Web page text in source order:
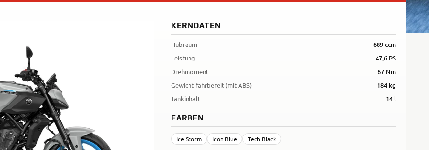
KERNDATEN
Hubraum 689 ccm
Leistung 47,6 PS
Drehmoment 67 Nm
Gewicht fahrbereit (mit ABS) 184 kg
Tankinhalt 14 l
FARBEN
Ice Storm Icon Blue Tech Black